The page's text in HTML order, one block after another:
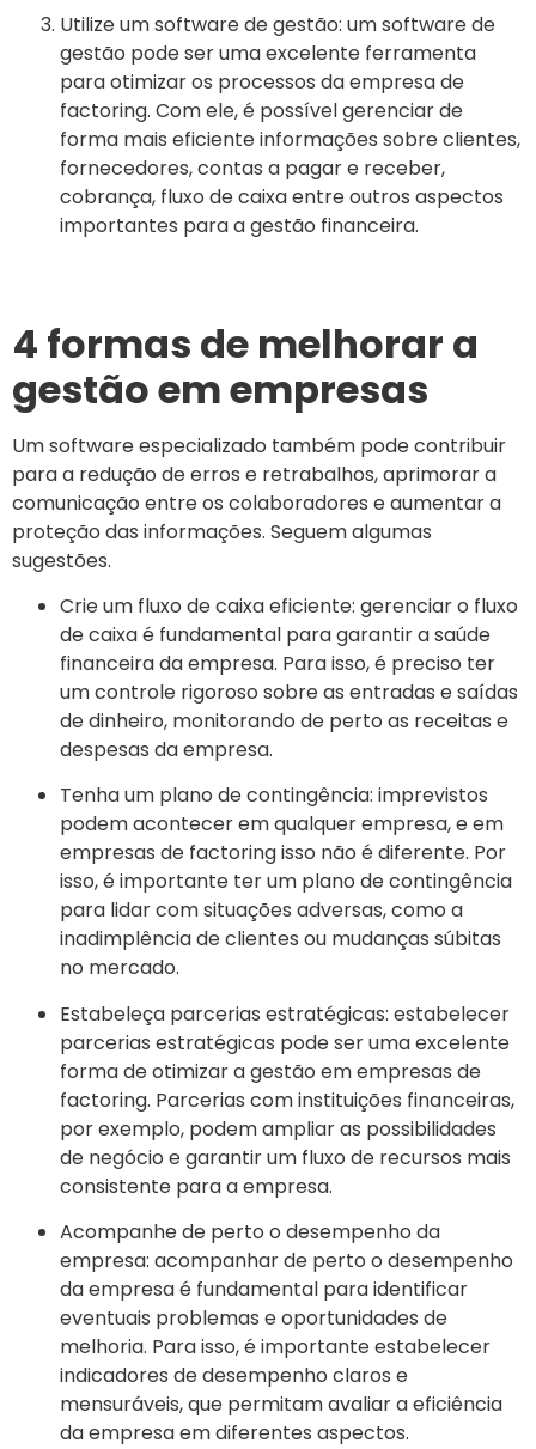
Utilize um software de gestão: um software de
gestão pode ser uma excelente ferramenta
para otimizar os processos da empresa de
factoring. Com ele, é possível gerenciar de
forma mais eficiente informações sobre clientes,
fornecedores, contas a pagar e receber,
cobrança, fluxo de caixa entre outros aspectos
importantes para a gestão financeira.
4 formas de melhorar a
gestão em empresas
Um software especializado também pode contribuir
para a redução de erros e retrabalhos, aprimorar a
comunicação entre os colaboradores e aumentar a
proteção das informações. Seguem algumas
sugestões.
Crie um fluxo de caixa eficiente: gerenciar o fluxo
de caixa é fundamental para garantir a saúde
financeira da empresa. Para isso, é preciso ter
um controle rigoroso sobre as entradas e saídas
de dinheiro, monitorando de perto as receitas e
despesas da empresa.
Tenha um plano de contingência: imprevistos
podem acontecer em qualquer empresa, e em
empresas de factoring isso não é diferente. Por
isso, é importante ter um plano de contingência
para lidar com situações adversas, como a
inadimplência de clientes ou mudanças súbitas
no mercado.
Estabeleça parcerias estratégicas: estabelecer
parcerias estratégicas pode ser uma excelente
forma de otimizar a gestão em empresas de
factoring. Parcerias com instituições financeiras,
por exemplo, podem ampliar as possibilidades
de negócio e garantir um fluxo de recursos mais
consistente para a empresa.
Acompanhe de perto o desempenho da
empresa: acompanhar de perto o desempenho
da empresa é fundamental para identificar
eventuais problemas e oportunidades de
melhoria. Para isso, é importante estabelecer
indicadores de desempenho claros e
mensuráveis, que permitam avaliar a eficiência
da empresa em diferentes aspectos.